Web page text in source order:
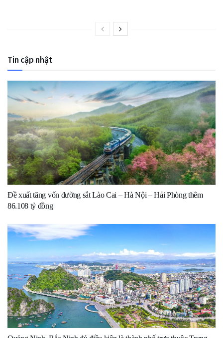
Tin cập nhật
Đề xuất tăng vốn đường sắt Lào Cai – Hà Nội – Hải Phòng thêm
86.108 tỷ đồng